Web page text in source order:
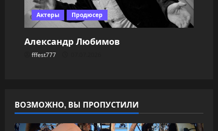
Актеры Продюсер
Александр Любимов
fffest777
ВОЗМОЖНО, ВЫ ПРОПУСТИЛИ